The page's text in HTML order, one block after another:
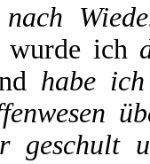
wurde ich
habe